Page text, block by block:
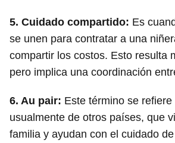
5. Cuidado compartido: Es
se unen para contratar a una
compartir los costos. Esto resulta
pero implica una coordinación
6. Au pair: Este término se refiere
usualmente de otros países, que
familia y ayudan con el cuidado